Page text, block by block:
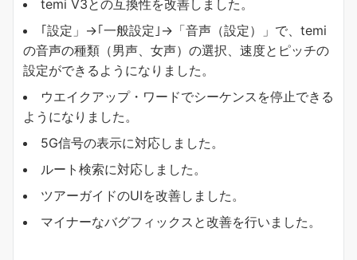
temi V3との互換性を改善しました。
｢設定」→｢一般設定｣→「音声（設定）」で、temi
の音声の種類（男声、女声）の選択、速度とピッチの
設定ができるようになりました。
ウエイクアップ・ワードでシーケンスを停止できる
ようになりました。
5G信号の表示に対応しました。
ルート検索に対応しました。
ツアーガイドのUIを改善しました。
マイナーなバグフィックスと改善を行いました。